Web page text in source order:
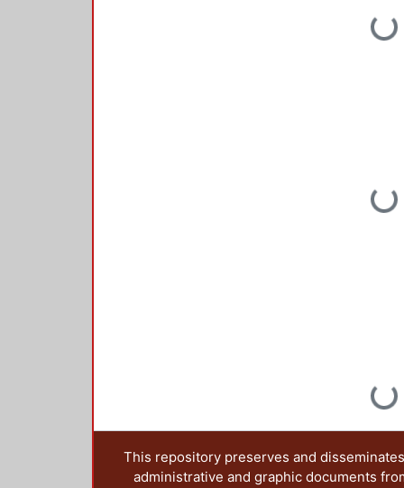
Loading...
Loading...
Loading...
This repository preserves and
administrative and graphic documents